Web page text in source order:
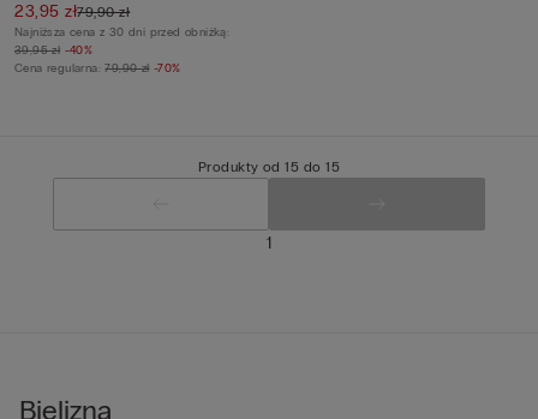
23,95 zł79,90 zł
Najniższa cena z 30 dni przed obniżką:
39,95 zł -40%
Cena regularna:79,90 zł -70%
Produkty od 15 do 15
1
Bielizna